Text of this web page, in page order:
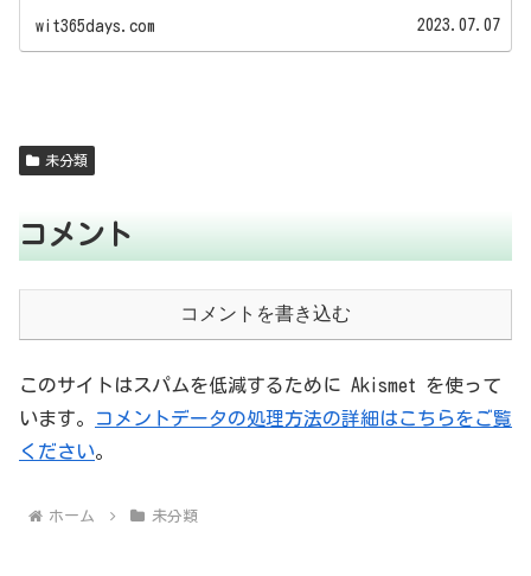
wit365days.com 2023.07.07
未分類
コメント
コメントを書き込む
このサイトはスパムを低減するために Akismet を使って
います。
コメントデータの処理方法の詳細はこちらをご覧
ください。
ホーム 未分類